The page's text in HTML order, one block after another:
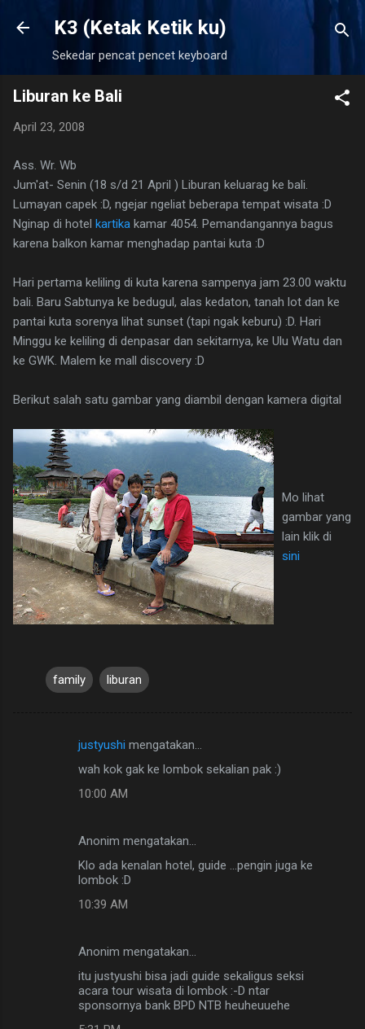
Langsung ke konten utama
K3 (Ketak Ketik ku)
Sekedar pencat pencet keyboard
Liburan ke Bali
April 23, 2008
Ass. Wr. Wb
Jum'at- Senin (18 s/d 21 April ) Liburan keluarag ke bali.
Lumayan capek :D, ngejar ngeliat beberapa tempat wisata :D
Nginap di hotel kartika kamar 4054. Pemandangannya bagus
karena balkon kamar menghadap pantai kuta :D
Hari pertama keliling di kuta karena sampenya jam 23.00 waktu
bali. Baru Sabtunya ke bedugul, alas kedaton, tanah lot dan ke
pantai kuta sorenya lihat sunset (tapi ngak keburu) :D. Hari
Minggu ke keliling di denpasar dan sekitarnya, ke Ulu Watu dan
ke GWK. Malem ke mall discovery :D
Berikut salah satu gambar yang diambil dengan kamera digital
Mo lihat
gambar yang
lain klik di
sini
family liburan
justyushi mengatakan…
wah kok gak ke lombok sekalian pak :)
10:00 AM
Anonim mengatakan…
Klo ada kenalan hotel, guide ...pengin juga ke
lombok :D
10:39 AM
Anonim mengatakan…
itu justyushi bisa jadi guide sekaligus seksi
acara tour wisata di lombok :-D ntar
sponsornya bank BPD NTB heuheuuehe